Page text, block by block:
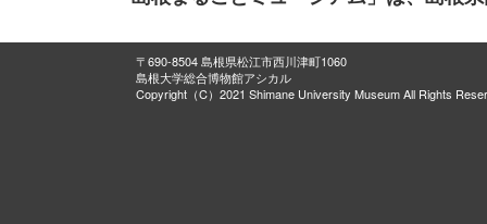
〒690-8504 島根県松江市西川津町1060
島根大学総合博物館アシカル
Copyright（C）2021 Shimane University Museum All Rights